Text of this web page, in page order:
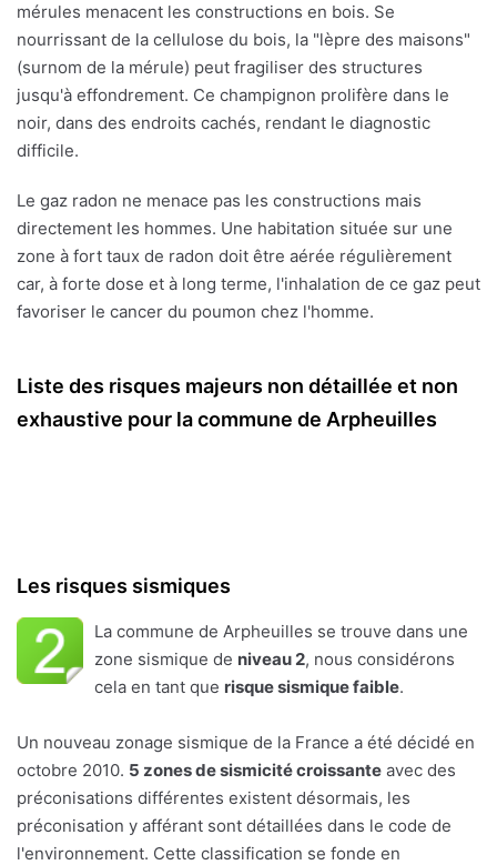
mérules menacent les constructions en bois. Se
nourrissant de la cellulose du bois, la "lèpre des maisons"
(surnom de la mérule) peut fragiliser des structures
jusqu'à effondrement. Ce champignon prolifère dans le
noir, dans des endroits cachés, rendant le diagnostic
difficile.
Le gaz radon ne menace pas les constructions mais
directement les hommes. Une habitation située sur une
zone à fort taux de radon doit être aérée régulièrement
car, à forte dose et à long terme, l'inhalation de ce gaz peut
favoriser le cancer du poumon chez l'homme.
Liste des risques majeurs non détaillée et non
exhaustive pour la commune de Arpheuilles
Les risques sismiques
La commune de Arpheuilles se trouve dans une
zone sismique de niveau 2, nous considérons
cela en tant que risque sismique faible.
Un nouveau zonage sismique de la France a été décidé en
octobre 2010. 5 zones de sismicité croissante avec des
préconisations différentes existent désormais, les
préconisation y afférant sont détaillées dans le code de
l'environnement. Cette classification se fonde en